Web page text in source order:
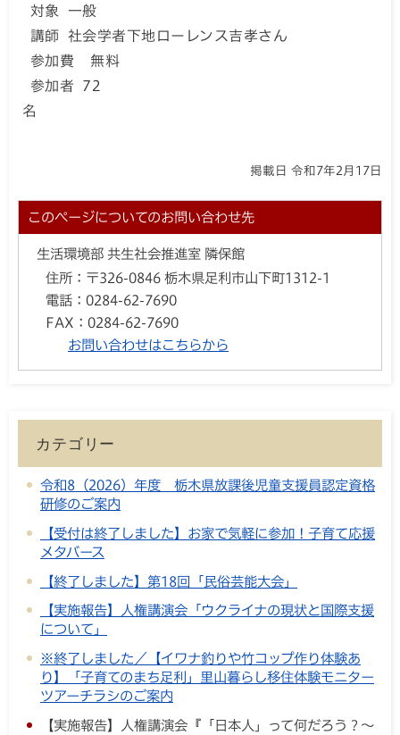
対象 一般
講師 社会学者下地ローレンス吉孝さん
参加費 無料
参加者 72
名
掲載日 令和7年2月17日
このページについてのお問い合わせ先
生活環境部 共生社会推進室 隣保館
住所： 〒326-0846 栃木県足利市山下町1312-1
電話： 0284-62-7690
FAX： 0284-62-7690
お問い合わせはこちらから
カテゴリー
令和8（2026）年度 栃木県放課後児童支援員認定資格
研修のご案内
【受付は終了しました】お家で気軽に参加！子育て応援
メタバース
【終了しました】第18回「民俗芸能大会」
【実施報告】人権講演会「ウクライナの現状と国際支援
について」
※終了しました／【イワナ釣りや竹コップ作り体験あ
り】「子育てのまち足利」里山暮らし移住体験モニター
ツアーチラシのご案内
【実施報告】人権講演会『「日本人」って何だろう？～